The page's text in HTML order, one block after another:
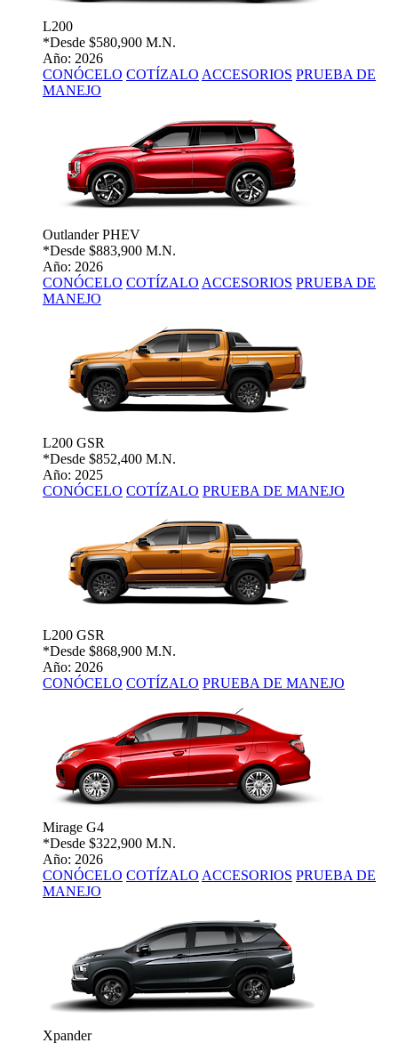
L200
*Desde $580,900 M.N.
Año: 2026
CONÓCELO COTÍZALO ACCESORIOS PRUEBA DE
MANEJO
Outlander PHEV
*Desde $883,900 M.N.
Año: 2026
CONÓCELO COTÍZALO ACCESORIOS PRUEBA DE
MANEJO
L200 GSR
*Desde $852,400 M.N.
Año: 2025
CONÓCELO COTÍZALO PRUEBA DE MANEJO
L200 GSR
*Desde $868,900 M.N.
Año: 2026
CONÓCELO COTÍZALO PRUEBA DE MANEJO
Mirage G4
*Desde $322,900 M.N.
Año: 2026
CONÓCELO COTÍZALO ACCESORIOS PRUEBA DE
MANEJO
Xpander